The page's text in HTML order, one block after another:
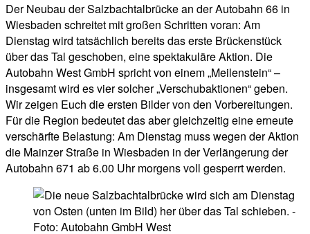
Der Neubau der Salzbachtalbrücke an der Autobahn 66 in
Wiesbaden schreitet mit großen Schritten voran: Am
Dienstag wird tatsächlich bereits das erste Brückenstück
über das Tal geschoben, eine spektakuläre Aktion. Die
Autobahn West GmbH spricht von einem „Meilenstein“ –
insgesamt wird es vier solcher „Verschubaktionen“ geben.
Wir zeigen Euch die ersten Bilder von den Vorbereitungen.
Für die Region bedeutet das aber gleichzeitig eine erneute
verschärfte Belastung: Am Dienstag muss wegen der Aktion
die Mainzer Straße in Wiesbaden in der Verlängerung der
Autobahn 671 ab 6.00 Uhr morgens voll gesperrt werden.